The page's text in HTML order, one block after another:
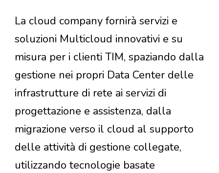
La cloud company fornirà servizi e
soluzioni Multicloud innovativi e su
misura per i clienti TIM, spaziando dalla
gestione nei propri Data Center delle
infrastrutture di rete ai servizi di
progettazione e assistenza, dalla
migrazione verso il cloud al supporto
delle attività di gestione collegate,
utilizzando tecnologie basate